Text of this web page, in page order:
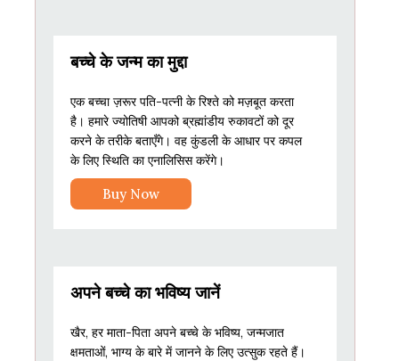
बच्चे के जन्म का मुद्दा
एक बच्चा ज़रूर पति-पत्नी के रिश्ते को मज़बूत करता
है। हमारे ज्योतिषी आपको ब्रह्मांडीय रुकावटों को दूर
करने के तरीके बताएँगे। वह कुंडली के आधार पर कपल
के लिए स्थिति का एनालिसिस करेंगे।
Buy Now
अपने बच्चे का भविष्य जानें
खैर, हर माता-पिता अपने बच्चे के भविष्य, जन्मजात
क्षमताओं, भाग्य के बारे में जानने के लिए उत्सुक रहते हैं।